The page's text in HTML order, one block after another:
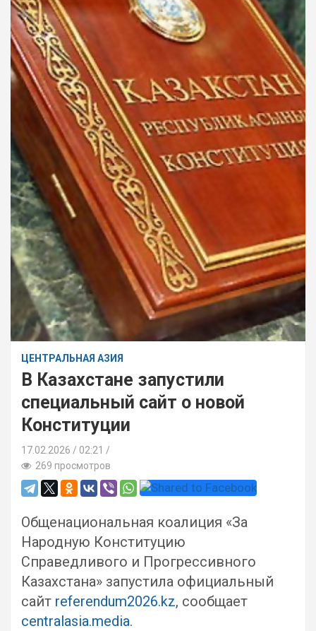
ЦЕНТРАЛЬНАЯ АЗИЯ
В Казахстане запустили
специальный сайт о новой
Конституции
17.02.2026
02:21 /
269 просмотров
Общенациональная коалиция «За
Народную Конституцию
Справедливого и Прогрессивного
Казахстана» запустила официальный
сайт referendum2026.kz, сообщает
centralasia.media.